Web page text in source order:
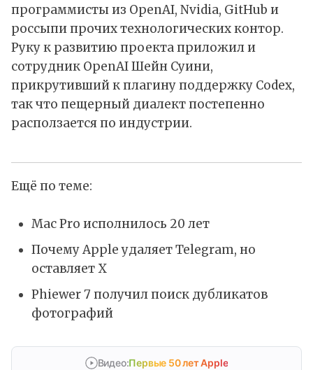
программисты из OpenAI, Nvidia, GitHub и
россыпи прочих технологических контор.
Руку к развитию проекта приложил и
сотрудник OpenAI Шейн Суини,
прикрутивший к плагину поддержку Codex,
так что пещерный диалект постепенно
расползается по индустрии.
Ещё по теме:
Mac Pro исполнилось 20 лет
Почему Apple удаляет Telegram, но
оставляет X
Phiewer 7 получил поиск дубликатов
фотографий
Видео:Первые 50 лет Apple